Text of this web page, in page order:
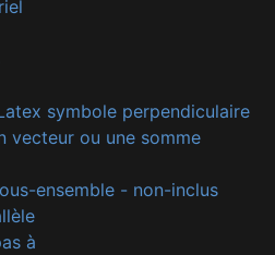
symbole perpendiculaire
vecteur ou une somme
ensemble - non-inclus
à